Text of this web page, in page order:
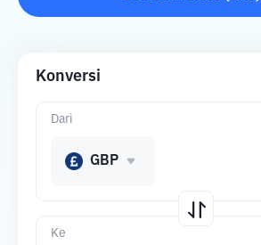
Konversi
Ke
Dari
GBP